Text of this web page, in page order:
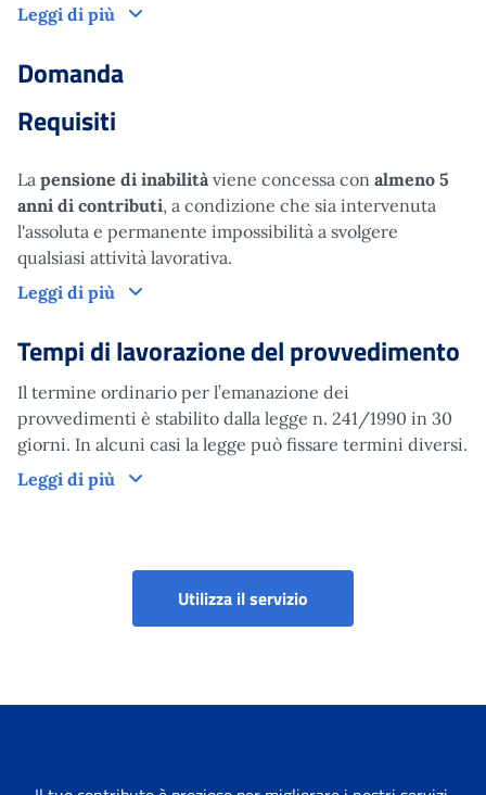
Leggi di più
Come funziona
Domanda
Requisiti
La pensione di inabilità viene concessa con almeno 5
anni di contributi, a condizione che sia intervenuta
l'assoluta e permanente impossibilità a svolgere
qualsiasi attività lavorativa.
Leggi di più
Domanda
Tempi di lavorazione del provvedimento
Il termine ordinario per l’emanazione dei
provvedimenti è stabilito dalla legge n. 241/1990 in 30
giorni. In alcuni casi la legge può fissare termini diversi.
Leggi di più
Tempi di lavorazione del provvedimento
Utilizza il servizio